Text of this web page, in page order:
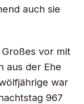
auch sie
vor mit
aus der Ehe
war
967